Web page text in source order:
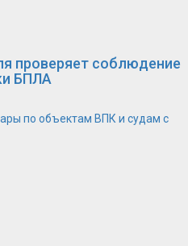
проверяет соблюдение
БПЛА
по объектам ВПК и судам с